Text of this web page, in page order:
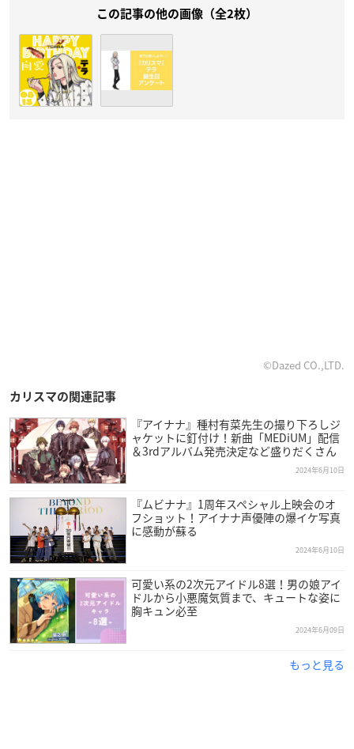
この記事の他の画像（全2枚）
©Dazed CO.,LTD.
カリスマの関連記事
『アイナナ』種村有菜先生の撮り下ろしジ
ャケットに釘付け！新曲「MEDiUM」配信
＆3rdアルバム発売決定など盛りだくさん
2024年6月10日
『ムビナナ』1周年スペシャル上映会のオ
フショット！アイナナ声優陣の爆イケ写真
に感動が蘇る
2024年6月10日
可愛い系の2次元アイドル8選！男の娘アイ
ドルから小悪魔気質まで、キュートな姿に
胸キュン必至
2024年6月09日
もっと見る